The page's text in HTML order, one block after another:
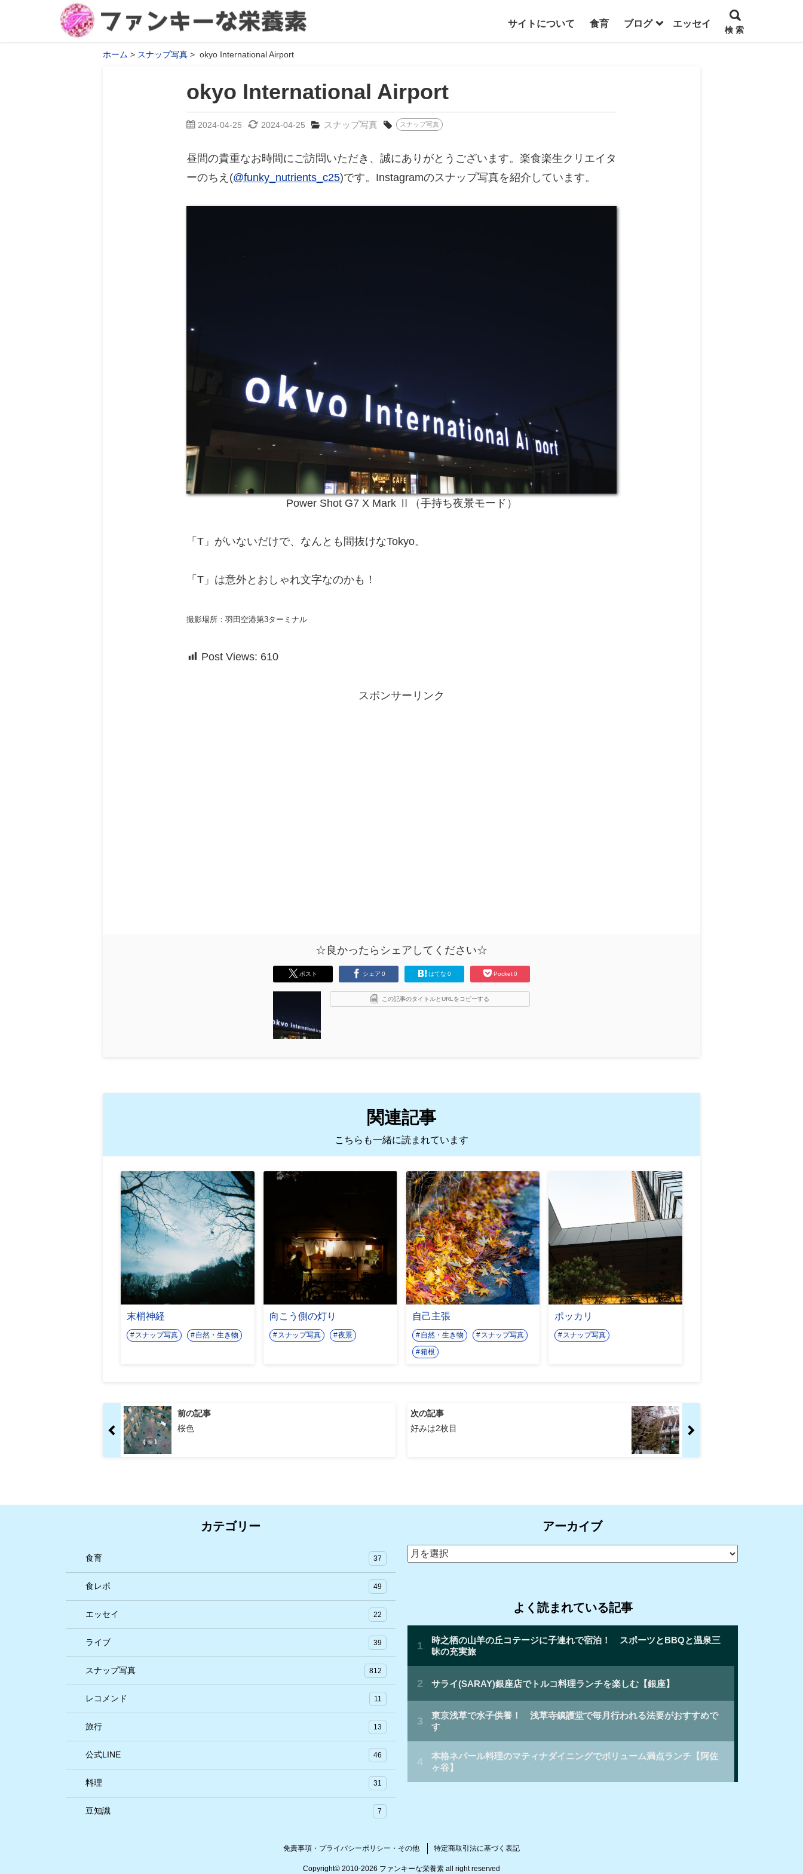
サイトについて 食育 ブログ エッセイ
検 索
ホーム スナップ写真 okyo International Airport
okyo International Airport
2024-04-25 2024-04-25 スナップ写真 スナップ写真
昼間の貴重なお時間にご訪問いただき、誠にありがとうございます。楽食楽生クリエイタ
ーのちえ(@funky_nutrients_c25)です。Instagramのスナップ写真を紹介しています。
Power Shot G7 X Mark Ⅱ（手持ち夜景モード）
「T」がいないだけで、なんとも間抜けなTokyo。
「T」は意外とおしゃれ文字なのかも！
撮影場所：羽田空港第3ターミナル
Post Views: 610
スポンサーリンク
☆良かったらシェアしてください☆
ポスト シェア 0 はてな 0 Pocket0
この記事のタイトルとURLをコピーする
関連記事
こちらも一緒に読まれています
末梢神経
スナップ写真 自然・生き物
向こう側の灯り
スナップ写真 夜景
自己主張
自然・生き物
スナップ写真
箱根
ポッカリ
スナップ写真
前の記事
桜色
次の記事
好みは2枚目
カテゴリー
食育 37
食レポ 49
エッセイ 22
ライブ 39
スナップ写真 812
レコメンド 11
旅行 13
公式LINE 46
料理 31
豆知識 7
アーカイブ
ア
よく読まれている記事
免責事項・プライバシーポリシー・その他 特定商取引法に基づく表記
Copyright© 2010-2026 ファンキーな栄養素 all right reserved